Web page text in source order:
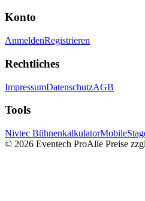
Konto
AnmeldenRegistrieren
Rechtliches
ImpressumDatenschutzAGB
Tools
Nivtec Bühnenkalkulator
© 2026 Eventech ProAlle Preise